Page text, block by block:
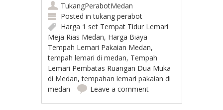
TukangPerabotMedan
Posted intukang perabot
Harga 1 set Tempat Tidur Lemari
Meja Rias Medan, Harga Biaya
Tempah Lemari Pakaian Medan,
tempah lemari di medan, Tempah
Lemari Pembatas Ruangan Dua Muka
di Medan,tempahan lemari pakaian di
medan
Leave a comment